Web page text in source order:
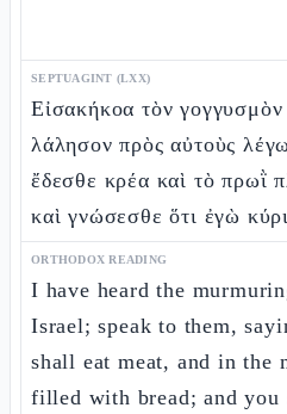
SEPTUAGINT (LXX)
Εἰσακήκοα τὸν
λάλησον πρὸς αὐτοὺς
ἔδεσθε κρέα καὶ τὸ πρωῒ
καὶ γνώσεσθε ὅτι ἐγὼ
ORTHODOX READING
I have heard the
Israel; speak to them,
shall eat meat, and in the
filled with bread; and